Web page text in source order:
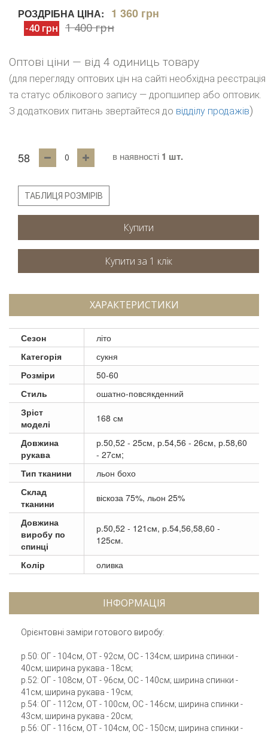
РОЗДРІБНА ЦІНА: 1 360 грн
-40 грн 1 400 грн
Оптові ціни — від 4 одиниць товару
(для перегляду оптових цін на сайті необхідна реєстрація
та статус облікового запису — дропшипер або оптовик.
З додаткових питань звертайтеся до відділу продажів)
58 в наявності 1 шт.
ТАБЛИЦЯ РОЗМІРІВ
Купити
ХАРАКТЕРИСТИКИ
Сезон
літо
Категорія
сукня
Розміри
50-60
Стиль
ошатно-повсякденний
Зріст
моделі
168 см
Довжина
рукава
р.50,52 - 25см, р.54,56 - 26см, р.58,60
- 27см;
Тип тканини
льон бохо
Склад
тканини
віскоза 75%, льон 25%
Довжина
виробу по
спинці
р.50,52 - 121см, р.54,56,58,60 -
125см.
Колір оливка
ІНФОРМАЦІЯ
Орієнтовні заміри готового виробу:
р.50: ОГ - 104см, ОТ - 92см, ОС - 134см; ширина спинки -
40см; ширина рукава - 18см;
р.52: ОГ - 108см, ОТ - 96см, ОС - 140см; ширина спинки -
41см; ширина рукава - 19см;
р.54: ОГ - 112см, ОТ - 100см, ОС - 146см; ширина спинки -
43см; ширина рукава - 20см;
р.56: ОГ - 116см, ОТ - 104см, ОС - 150см; ширина спинки -